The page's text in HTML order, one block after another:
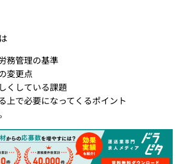
務管理の基準
変更点
くしている課題
上で必要になってくるポイント